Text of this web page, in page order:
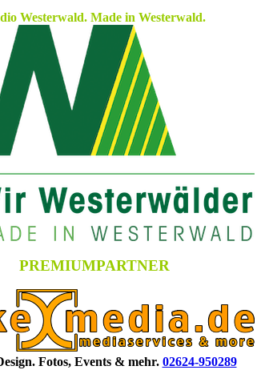
Westerwald. Made in Westerwald.
PREMIUMPARTNER
Fotos, Events & mehr. 02624-950289